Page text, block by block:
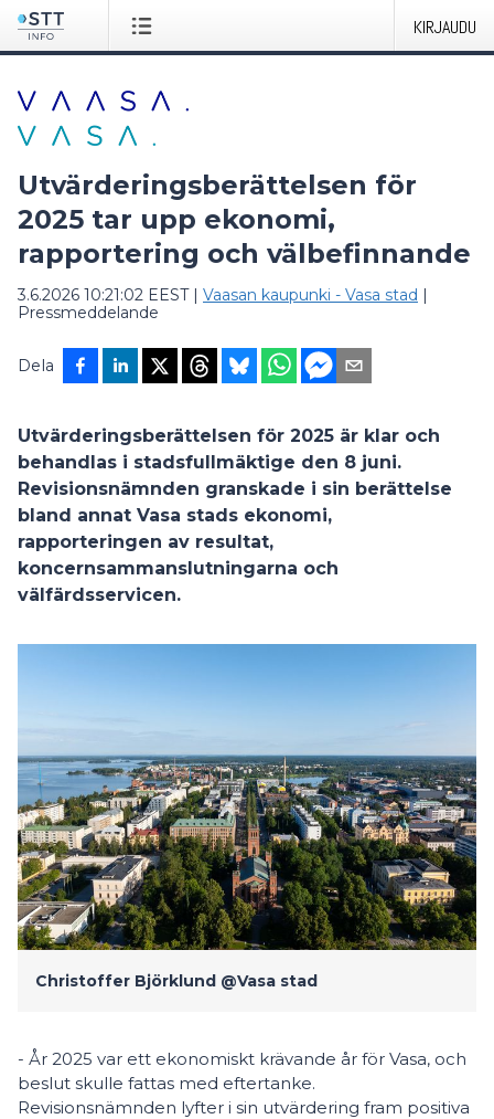
KIRJAUDU
Utvärderingsberättelsen för
2025 tar upp ekonomi,
rapportering och välbefinnande
3.6.2026 10:21:02 EEST| Vaasan kaupunki - Vasa stad |
Pressmeddelande
Dela
Utvärderingsberättelsen för 2025 är klar och
behandlas i stadsfullmäktige den 8 juni.
Revisionsnämnden granskade i sin berättelse
bland annat Vasa stads ekonomi,
rapporteringen av resultat,
koncernsammanslutningarna och
välfärdsservicen.
Christoffer Björklund @Vasa stad
- År 2025 var ett ekonomiskt krävande år för Vasa, och
beslut skulle fattas med eftertanke.
Revisionsnämnden lyfter i sin utvärdering fram positiva